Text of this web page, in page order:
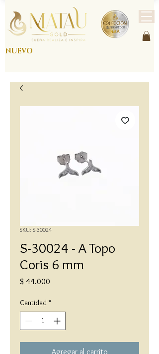
NUEVO
SKU: S-30024
S-30024 - A Topo
Coris 6 mm
$ 44.000
Cantidad *
Agregar al carrito